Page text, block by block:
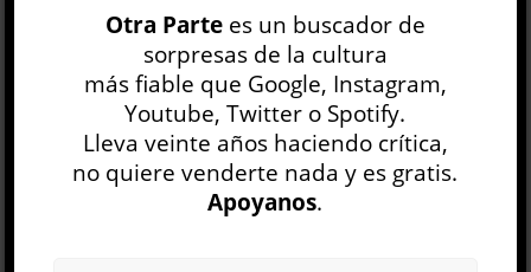
CINEASTAS ENSAYO HACER CINE LIBRO
El Partido
Juan Cabral / Santiago Franco
Nicolás Campisi
Otra Partees un buscador de
sorpresas de la cultura
más fiable que Google, Instagram,
Youtube, Twitter o Spotify.
Lleva veinte años haciendo crítica,
no quiere venderte nada y es gratis.
Apoyanos.